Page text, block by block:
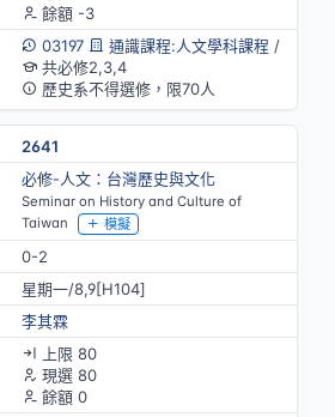
餘額 -3
03197
通識課程:人文學科課程 /
共必修2,3,4
歷史系不得選修，限70人
2641
必修-人文：台灣歷史與文化
Seminar on History and Culture of
Taiwan
模擬
0-2
星期一/8,9[H104]
李其霖
上限 80
現選 80
餘額 0